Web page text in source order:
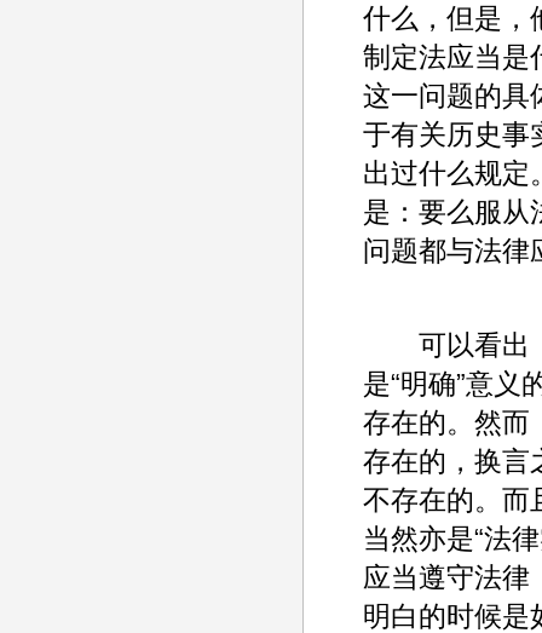
什么，但是，
制定法应当是
这一问题的具
于有关历史事
出过什么规定
是：要么服从
问题都与法律
可以看出，
是“明确”意义
存在的。然而
存在的，换言
不存在的。而
当然亦是“法
应当遵守法律
明白的时候是